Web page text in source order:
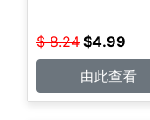
$ 8.24 $4.99
由此查看